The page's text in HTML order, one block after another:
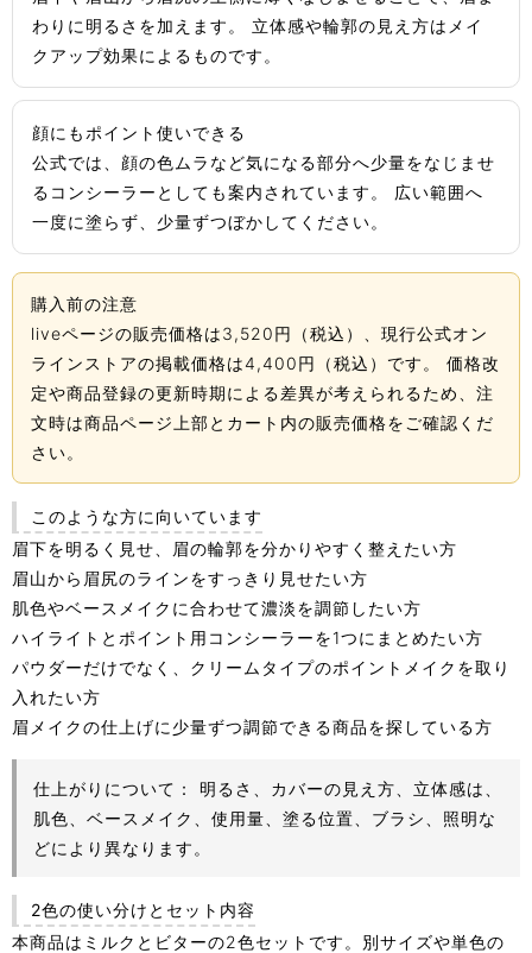
わりに明るさを加えます。 立体感や輪郭の見え方はメイ
クアップ効果によるものです。
顔にもポイント使いできる
公式では、顔の色ムラなど気になる部分へ少量をなじませ
るコンシーラーとしても案内されています。 広い範囲へ
一度に塗らず、少量ずつぼかしてください。
購入前の注意
liveページの販売価格は3,520円（税込）、現行公式オン
ラインストアの掲載価格は4,400円（税込）です。 価格改
定や商品登録の更新時期による差異が考えられるため、注
文時は商品ページ上部とカート内の販売価格をご確認くだ
さい。
このような方に向いています
眉下を明るく見せ、眉の輪郭を分かりやすく整えたい方
眉山から眉尻のラインをすっきり見せたい方
肌色やベースメイクに合わせて濃淡を調節したい方
ハイライトとポイント用コンシーラーを1つにまとめたい方
パウダーだけでなく、クリームタイプのポイントメイクを取り
入れたい方
眉メイクの仕上げに少量ずつ調節できる商品を探している方
仕上がりについて：
明るさ、カバーの見え方、立体感は、
肌色、ベースメイク、使用量、塗る位置、ブラシ、照明な
どにより異なります。
2色の使い分けとセット内容
本商品はミルクとビターの2色セットです。別サイズや単色の